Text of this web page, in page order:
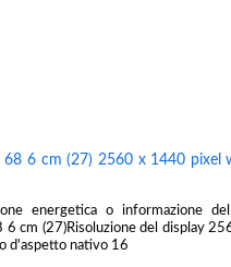
6 cm (27) 2560 x 1440 pixel
energetica o informazione
6 cm (27)Risoluzione del display
d'aspetto nativo 16